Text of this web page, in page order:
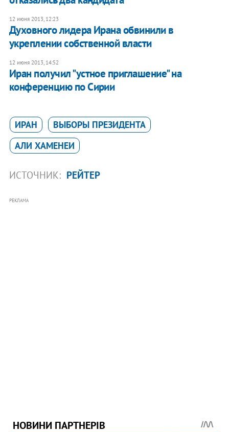
12 июня 2013, 12:23
Духовного лидера Ирана обвинили в
укреплении собственной власти
12 июня 2013, 14:52
​Иран получил "устное приглашение" на
конференцию по Сирии
ИРАН
ВЫБОРЫ ПРЕЗИДЕНТА
АЛИ ХАМЕНЕИ
ИСТОЧНИК: РЕЙТЕР
РЕКЛАМА